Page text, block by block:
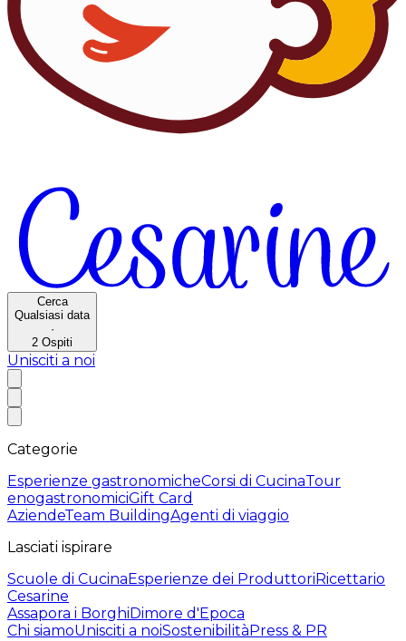
Cerca
Qualsiasi data
·
2 Ospiti
Unisciti a noi
Categorie
Esperienze gastronomicheCorsi di CucinaTour
enogastronomiciGift Card
AziendeTeam BuildingAgenti di viaggio
Lasciati ispirare
Scuole di CucinaEsperienze dei ProduttoriRicettario
Cesarine
Assapora i BorghiDimore d'Epoca
Chi siamoUnisciti a noiSostenibilitàPress & PR